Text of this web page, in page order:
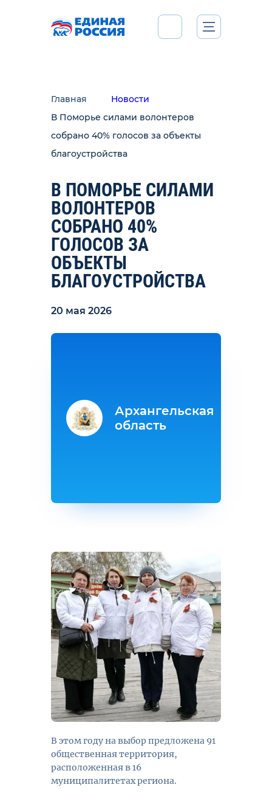
Главная
Новости
В Поморье силами волонтеров
собрано 40% голосов за объекты
благоустройства
В ПОМОРЬЕ СИЛАМИ
ВОЛОНТЕРОВ
СОБРАНО 40%
ГОЛОСОВ ЗА
ОБЪЕКТЫ
БЛАГОУСТРОЙСТВА
20 мая 2026
В этом году на выбор предложена 91
общественная территория,
расположенная в 16
муниципалитетах региона.
Архангельская
область